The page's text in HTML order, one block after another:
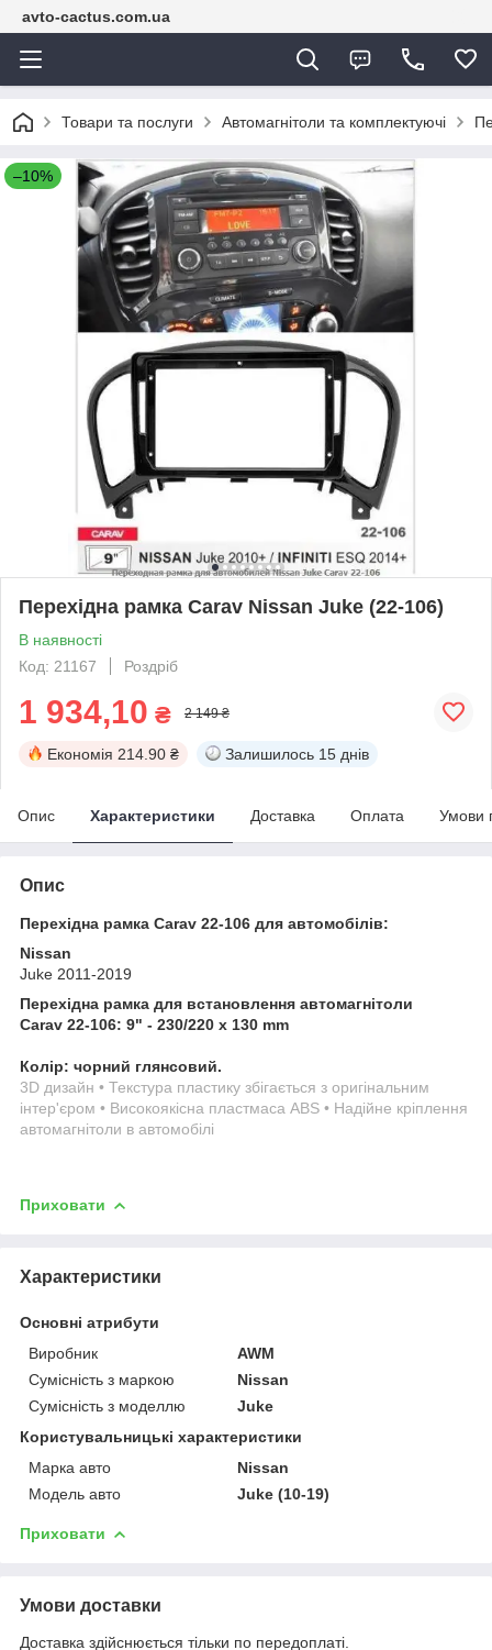
avto-cactus.com.ua
Товари та послуги Автомагнітоли та комплектуючі
–10%
Перехідна рамка Carav Nissan Juke (22-106)
В наявності
Код: 21167
Роздріб
1 934,10 ₴ 2 149 ₴
Економія 214.90 ₴ Залишилось 15 днів
Опис Характеристики Доставка Оплата Умови
Опис
Перехідна рамка Carav 22-106 для автомобілів:
Nissan
Juke 2011-2019
Перехідна рамка для встановлення автомагнітоли
Carav 22-106: 9" - 230/220 x 130 mm
Колір: чорний глянсовий.
3D дизайн • Текстура пластику збігається з оригінальним
інтер'єром • Високоякісна пластмаса ABS • Надійне кріплення
автомагнітоли в автомобілі
Приховати
Характеристики
Основні атрибути
Виробник
AWM
Сумісність з маркою
Nissan
Сумісність з моделлю
Juke
Користувальницькі характеристики
Марка авто
Nissan
Модель авто
Juke (10-19)
Приховати
Умови доставки
Доставка здійснюється тільки по передоплаті.